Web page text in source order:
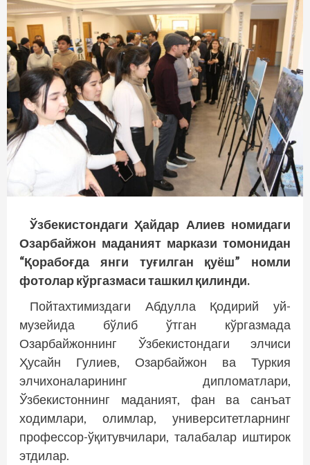
Ўзбекистондаги Ҳайдар Алиев номидаги
Озарбайжон маданият маркази томонидан
“Қорабоғда янги туғилган қуёш” номли
фотолар кўргазмаси ташкил қилинди.
Пойтахтимиздаги Абдулла Қодирий уй-
музейида бўлиб ўтган кўргазмада
Озарбайжоннинг Ўзбекистондаги элчиси
Ҳусайн Гулиев, Озарбайжон ва Туркия
элчихоналарининг дипломатлари,
Ўзбекистоннинг маданият, фан ва санъат
ходимлари, олимлар, университетларнинг
профессор-ўқитувчилари, талабалар иштирок
этдилар.